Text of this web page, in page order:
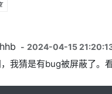
hhb - 2024-04-15
我猜是有bug被屏蔽了。